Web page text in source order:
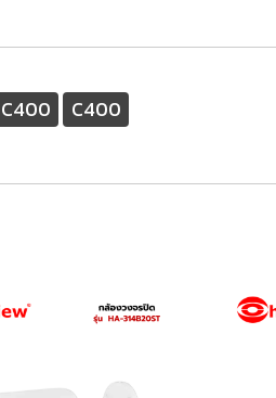
C400